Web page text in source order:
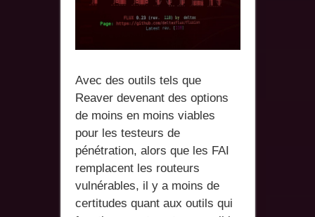
Avec des outils tels que
Reaver devenant des options
de moins en moins viables
pour les testeurs de
pénétration, alors que les FAI
remplacent les routeurs
vulnérables, il y a moins de
certitudes quant aux outils qui